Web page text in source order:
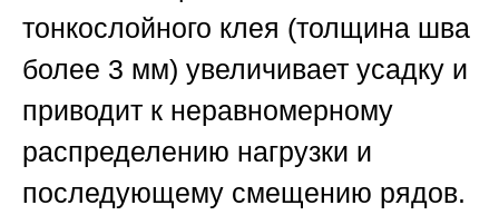
тонкослойного клея (толщина шва
более 3 мм) увеличивает усадку и
приводит к неравномерному
распределению нагрузки и
последующему смещению рядов.